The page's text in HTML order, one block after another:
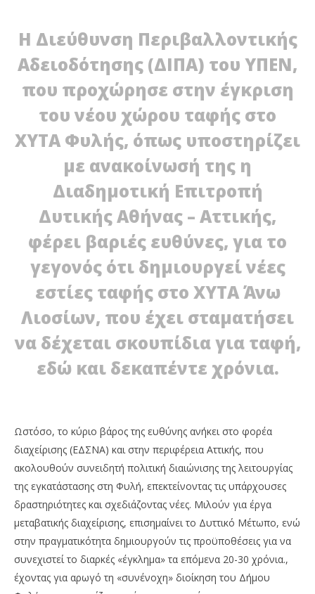
Petroupolis
Η Διεύθυνση Περιβαλλοντικής
Αδειοδότησης (ΔΙΠΑ) του ΥΠΕΝ,
που προχώρησε στην έγκριση
του νέου χώρου ταφής στο
ΧΥΤΑ Φυλής, όπως υποστηρίζει
με ανακοίνωσή της η
Διαδημοτική Επιτροπή
Δυτικής Αθήνας – Αττικής,
φέρει βαριές ευθύνες, για το
γεγονός ότι δημιουργεί νέες
εστίες ταφής στο ΧΥΤΑ Άνω
Λιοσίων, που έχει σταματήσει
να δέχεται σκουπίδια για ταφή,
εδώ και δεκαπέντε χρόνια.
Ωστόσο, το κύριο βάρος της ευθύνης ανήκει στο φορέα
διαχείρισης (ΕΔΣΝΑ) και στην περιφέρεια Αττικής, που
ακολουθούν συνειδητή πολιτική διαιώνισης της λειτουργίας
της εγκατάστασης στη Φυλή, επεκτείνοντας τις υπάρχουσες
δραστηριότητες και σχεδιάζοντας νέες. Μιλούν για έργα
μεταβατικής διαχείρισης, επισημαίνει το Δυττικό Μέτωπο, ενώ
στην πραγματικότητα δημιουργούν τις προϋποθέσεις για να
συνεχιστεί το διαρκές «έγκλημα» τα επόμενα 20-30 χρόνια.,
έχοντας για αρωγό τη «συνένοχη» διοίκηση του Δήμου